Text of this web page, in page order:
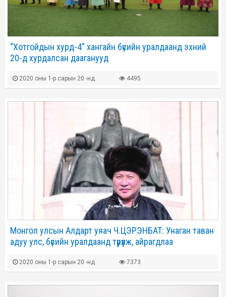
“Хотгойдын хурд-4” хангайн бүсийн уралдаанд эхний
20-д хурдалсан дааганууд
2020 оны 1-р сарын 20 -нд 4495
Монгол улсын Алдарт уяач Ч.ЦЭРЭНБАТ: Унаган таван
адуу улс, бүсийн уралдаанд түрүүлж, айрагдлаа
2020 оны 1-р сарын 20 -нд 7373